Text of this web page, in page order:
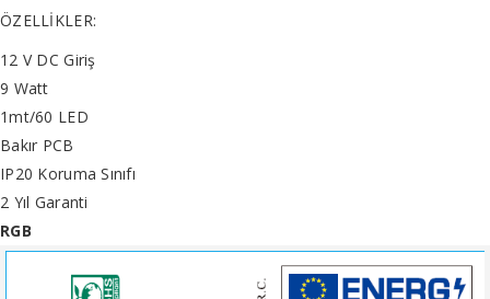
ÖZELLİKLER:
12 V DC Giriş
9 Watt
1mt/60 LED
Bakır PCB
IP20 Koruma Sınıfı
2 Yıl Garanti
RGB